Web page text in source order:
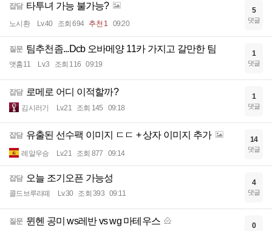
잡담 타투녀 가능 불가능?
노시환 Lv.40 조회 694 추천 1 09:20
5
댓글
질문 팀추천좀...Dcb 오바메양 11카 가지고 갈만한 팀
앳홈11 Lv.3 조회 116 09:19
1
댓글
잡담 로메로 어디 이적할까?
김시러기 Lv.21 조회 145 09:18
1
댓글
잡담 유출된 선수팩 이미지 ㄷㄷ + 상자 이미지 추가
레알우승 Lv.21 조회 877 09:14
14
댓글
잡담 오늘 조기오픈 가능성
콜드브루라떼 Lv.30 조회 393 09:11
4
댓글
질문 뮌헨 공미 ws레반 vs wg 마테우스 0